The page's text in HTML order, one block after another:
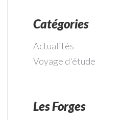
Catégories
Actualités
Voyage d'étude
Les Forges